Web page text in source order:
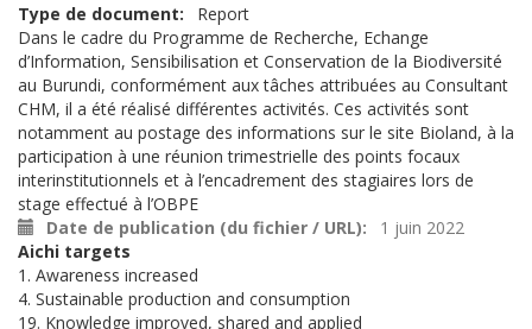
Type de document
Report
Dans le cadre du Programme de Recherche, Echange
d’Information, Sensibilisation et Conservation de la Biodiversité
au Burundi, conformément aux tâches attribuées au Consultant
CHM, il a été réalisé différentes activités. Ces activités sont
notamment au postage des informations sur le site Bioland, à la
participation à une réunion trimestrielle des points focaux
interinstitutionnels et à l’encadrement des stagiaires lors de
stage effectué à l’OBPE
Date de publication (du fichier / URL)
1 juin 2022
Aichi targets
1. Awareness increased
4. Sustainable production and consumption
19. Knowledge improved, shared and applied